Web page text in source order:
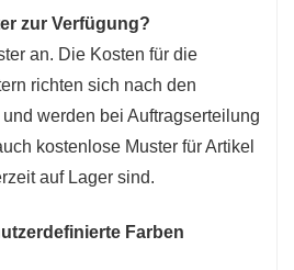
zur Verfügung?
an. Die Kosten für die
richten sich nach den
werden bei Auftragserteilung
kostenlose Muster für Artikel
auf Lager sind.
Farben